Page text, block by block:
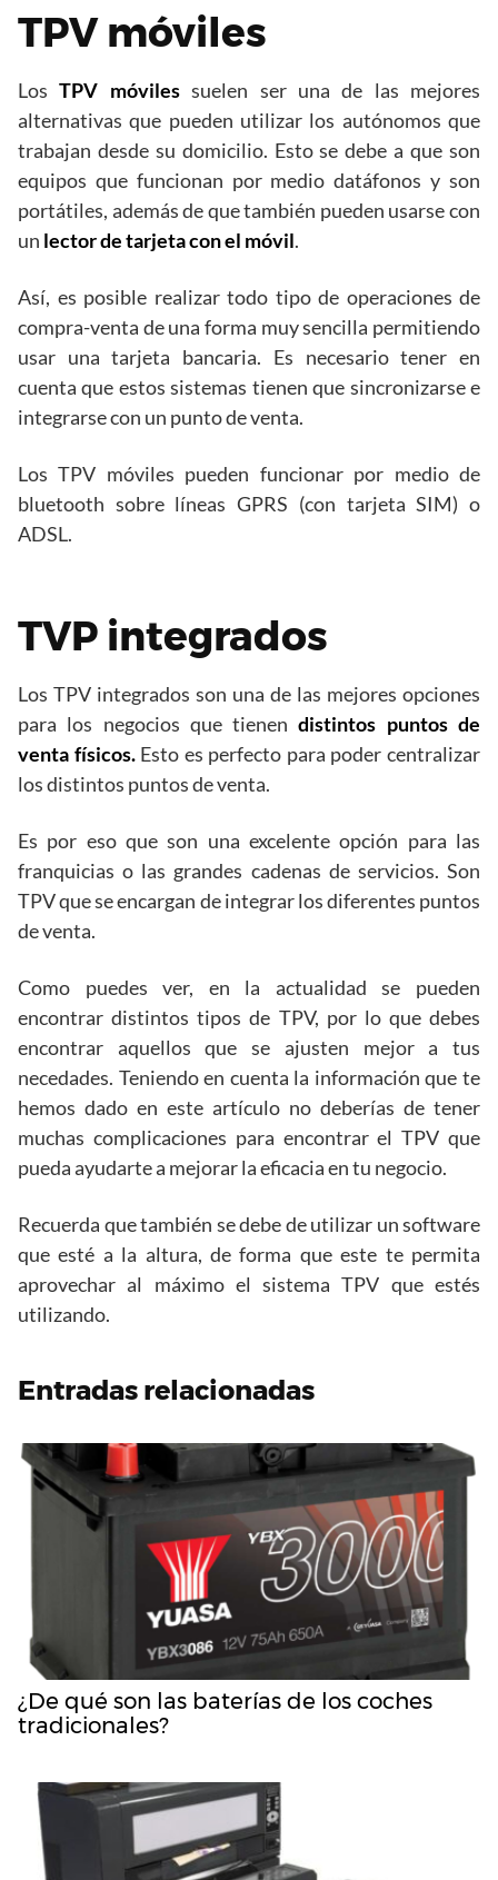
TPV móviles
LosTPV móvilessuelen ser una de las mejores
alternativas que pueden utilizar los autónomos que
trabajan desde su domicilio. Esto se debe a que son
equipos que funcionan por medio datáfonos y son
portátiles, además de que también pueden usarse con
un lector de tarjeta con el móvil.
Así, es posible realizar todo tipo de operaciones de
compra-venta de una forma muy sencilla permitiendo
usar una tarjeta bancaria. Es necesario tener en
cuenta que estos sistemas tienen que sincronizarse e
integrarse con un punto de venta.
Los TPV móviles pueden funcionar por medio de
bluetooth sobre líneas GPRS (con tarjeta SIM) o
ADSL.
TVP integrados
Los TPV integrados son una de las mejores opciones
para los negocios que tienendistintos puntos de
venta físicos. Esto es perfecto para poder centralizar
los distintos puntos de venta.
Es por eso que son una excelente opción para las
franquicias o las grandes cadenas de servicios. Son
TPV que se encargan de integrar los diferentes puntos
de venta.
Como puedes ver, en la actualidad se pueden
encontrar distintos tipos de TPV, por lo que debes
encontrar aquellos que se ajusten mejor a tus
necedades. Teniendo en cuenta la información que te
hemos dado en este artículo no deberías de tener
muchas complicaciones para encontrar el TPV que
pueda ayudarte a mejorar la eficacia en tu negocio.
Recuerda que también se debe de utilizar un software
que esté a la altura, de forma que este te permita
aprovechar al máximo el sistema TPV que estés
utilizando.
Entradas relacionadas
¿De qué son las baterías de los coches
tradicionales?